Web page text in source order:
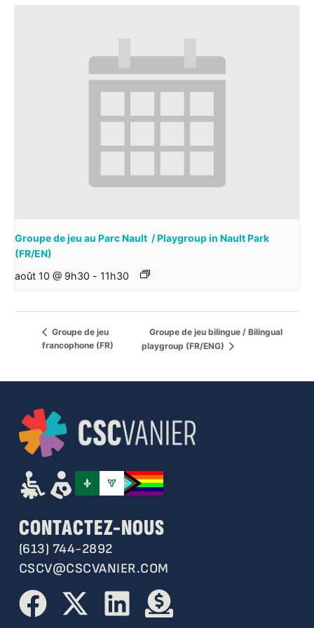
Groupe de jeu au Parc Nault / Playgroup in Nault Park
(FR/EN)
août 10 @ 9h30 - 11h30
Groupe de jeu
francophone (FR)
Groupe de jeu bilingue / Bilingual
playgroup (FR/ENG)
CONTACTEZ-NOUS
(613) 744-2892
CSCV@CSCVANIER.COM